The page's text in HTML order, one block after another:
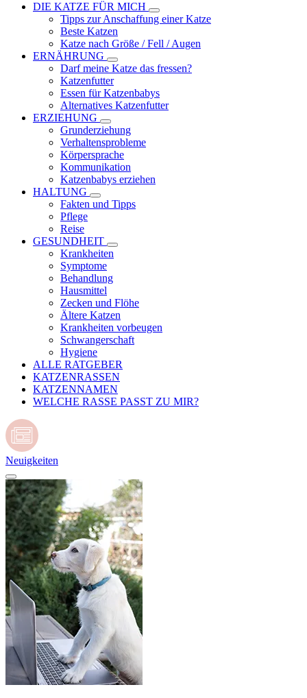
DIE KATZE FÜR MICH
Tipps zur Anschaffung einer Katze
Beste Katzen
Katze nach Größe / Fell / Augen
ERNÄHRUNG
Darf meine Katze das fressen?
Katzenfutter
Essen für Katzenbabys
Alternatives Katzenfutter
ERZIEHUNG
Grunderziehung
Verhaltensprobleme
Körpersprache
Kommunikation
Katzenbabys erziehen
HALTUNG
Fakten und Tipps
Pflege
Reise
GESUNDHEIT
Krankheiten
Symptome
Behandlung
Hausmittel
Zecken und Flöhe
Ältere Katzen
Krankheiten vorbeugen
Schwangerschaft
Hygiene
ALLE RATGEBER
KATZENRASSEN
KATZENNAMEN
WELCHE RASSE PASST ZU MIR?
Neuigkeiten